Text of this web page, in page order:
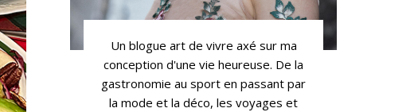
Un blogue art de vivre axé sur ma
conception d'une vie heureuse. De la
gastronomie au sport en passant par
la mode et la déco, les voyages et